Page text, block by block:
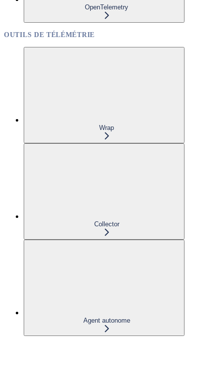
OpenTelemetry
OUTILS DE TÉLÉMÉTRIE
Wrap
Collector
Agent autonome